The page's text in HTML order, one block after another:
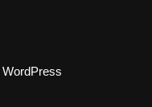
WordPress